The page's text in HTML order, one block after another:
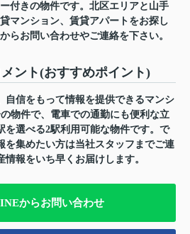
付きの物件です。北区エリアと山手
マンション、賃貸アパートをお探し
らお問い合わせやご連絡を下さい。
ント(おすすめポイント)
自信をもって情報を提供できるマンシ
物件で、電車での通勤にも便利な立
を選べる2駅利用可能な物件です。で
を集めたい方は当社スタッフまでご連
報をいち早くお届けします。
からお問い合わせ